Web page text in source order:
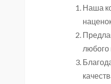
Наша
любого